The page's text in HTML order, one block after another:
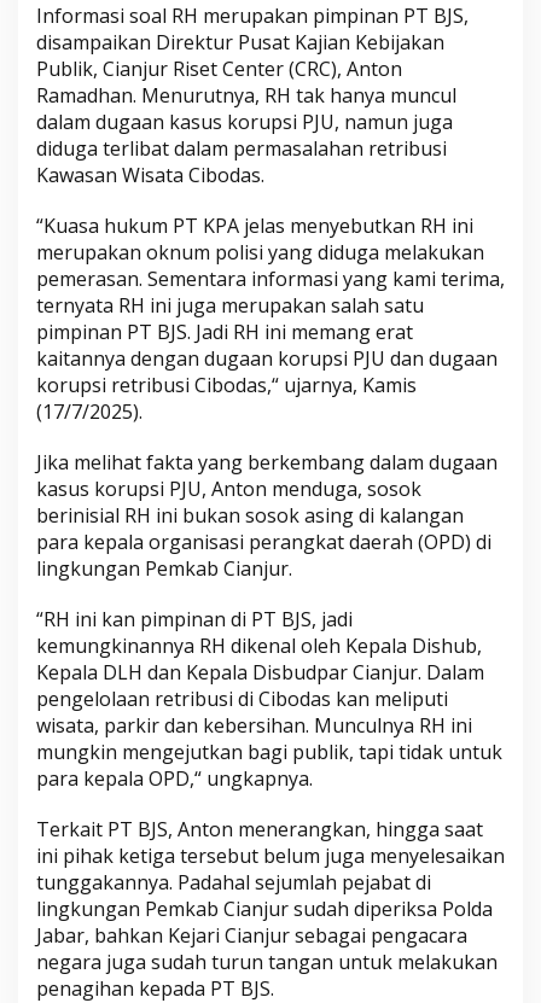
Informasi soal RH merupakan pimpinan PT BJS,
disampaikan Direktur Pusat Kajian Kebijakan
Publik, Cianjur Riset Center (CRC), Anton
Ramadhan. Menurutnya, RH tak hanya muncul
dalam dugaan kasus korupsi PJU, namun juga
diduga terlibat dalam permasalahan retribusi
Kawasan Wisata Cibodas.
“Kuasa hukum PT KPA jelas menyebutkan RH ini
merupakan oknum polisi yang diduga melakukan
pemerasan. Sementara informasi yang kami terima,
ternyata RH ini juga merupakan salah satu
pimpinan PT BJS. Jadi RH ini memang erat
kaitannya dengan dugaan korupsi PJU dan dugaan
korupsi retribusi Cibodas,“ ujarnya, Kamis
(17/7/2025).
Jika melihat fakta yang berkembang dalam dugaan
kasus korupsi PJU, Anton menduga, sosok
berinisial RH ini bukan sosok asing di kalangan
para kepala organisasi perangkat daerah (OPD) di
lingkungan Pemkab Cianjur.
“RH ini kan pimpinan di PT BJS, jadi
kemungkinannya RH dikenal oleh Kepala Dishub,
Kepala DLH dan Kepala Disbudpar Cianjur. Dalam
pengelolaan retribusi di Cibodas kan meliputi
wisata, parkir dan kebersihan. Munculnya RH ini
mungkin mengejutkan bagi publik, tapi tidak untuk
para kepala OPD,“ ungkapnya.
Terkait PT BJS, Anton menerangkan, hingga saat
ini pihak ketiga tersebut belum juga menyelesaikan
tunggakannya. Padahal sejumlah pejabat di
lingkungan Pemkab Cianjur sudah diperiksa Polda
Jabar, bahkan Kejari Cianjur sebagai pengacara
negara juga sudah turun tangan untuk melakukan
penagihan kepada PT BJS.